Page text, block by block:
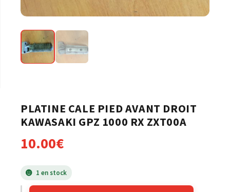
PLATINE CALE PIED AVANT DROIT
KAWASAKI GPZ 1000 RX ZXT00A
10.00€
1 en stock